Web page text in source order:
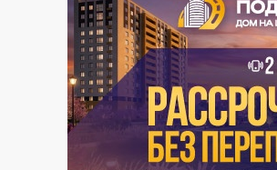
Искусство исцелять
Премия 2026
Премия 2025
Эксперты